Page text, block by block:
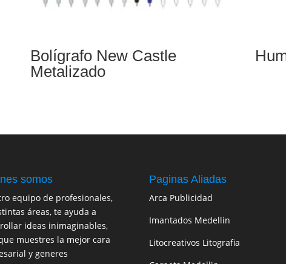
Bolígrafo New Castle
Metalizado
somos
equipo de profesionales,
áreas, te ayuda a
ideas inimaginables,
muestres la mejor cara
y generes
Paginas Aliadas
Arca Publicidad
Imantados Medellin
Litocreativos Litografia